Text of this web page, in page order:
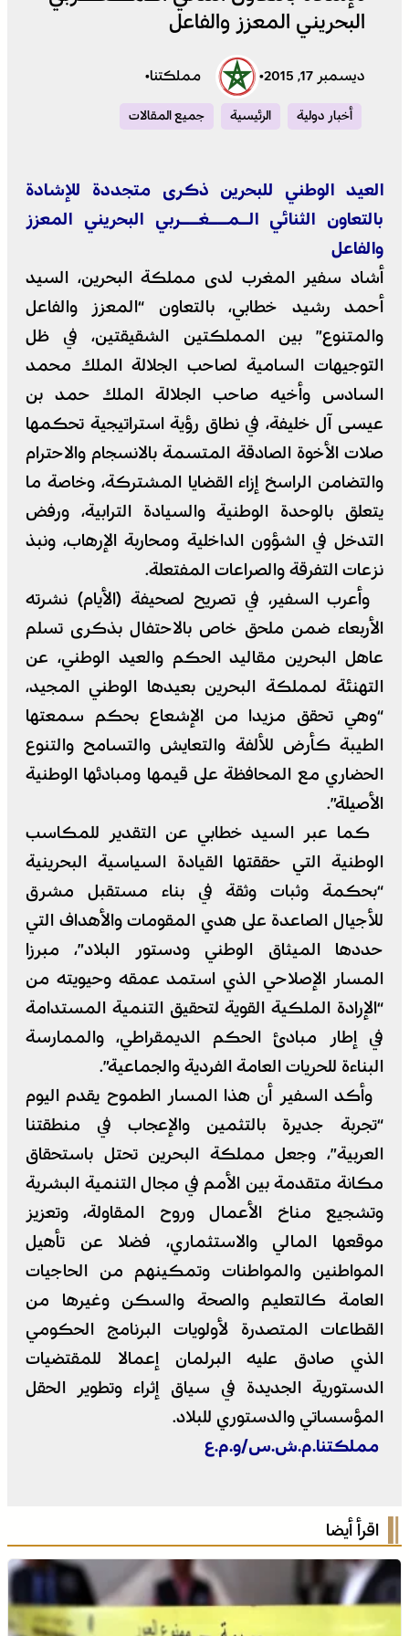
البحريني المعزز والفاعل
ديسمبر 17, 2015 • مملكتنا•
أخبار دولية الرئيسية جميع المقالات
العيد الوطني للبحرين ذكرى متجددة للإشادة
بالتعاون الثنائي الـمــغــربي البحريني المعزز
والفاعل
أشاد سفير المغرب لدى مملكة البحرين، السيد
أحمد رشيد خطابي، بالتعاون “المعزز والفاعل
والمتنوع” بين المملكتين الشقيقتين، في ظل
التوجيهات السامية لصاحب الجلالة الملك محمد
السادس وأخيه صاحب الجلالة الملك حمد بن
عيسى آل خليفة، في نطاق رؤية استراتيجية تحكمها
صلات الأخوة الصادقة المتسمة بالانسجام والاحترام
والتضامن الراسخ إزاء القضايا المشتركة، وخاصة ما
يتعلق بالوحدة الوطنية والسيادة الترابية، ورفض
التدخل في الشؤون الداخلية ومحاربة الإرهاب، ونبذ
نزعات التفرقة والصراعات المفتعلة.
وأعرب السفير، في تصريح لصحيفة (الأيام) نشرته
الأربعاء ضمن ملحق خاص بالاحتفال بذكرى تسلم
عاهل البحرين مقاليد الحكم والعيد الوطني، عن
التهنئة لمملكة البحرين بعيدها الوطني المجيد،
“وهي تحقق مزيدا من الإشعاع بحكم سمعتها
الطيبة كأرض للألفة والتعايش والتسامح والتنوع
الحضاري مع المحافظة على قيمها ومبادئها الوطنية
الأصيلة”.
كما عبر السيد خطابي عن التقدير للمكاسب
الوطنية التي حققتها القيادة السياسية البحرينية
“بحكمة وثبات وثقة في بناء مستقبل مشرق
للأجيال الصاعدة على هدي المقومات والأهداف التي
حددها الميثاق الوطني ودستور البلاد”، مبرزا
المسار الإصلاحي الذي استمد عمقه وحيويته من
“الإرادة الملكية القوية لتحقيق التنمية المستدامة
في إطار مبادئ الحكم الديمقراطي، والممارسة
البناءة للحريات العامة الفردية والجماعية”.
وأكد السفير أن هذا المسار الطموح يقدم اليوم
“تجربة جديرة بالتثمين والإعجاب في منطقتنا
العربية”، وجعل مملكة البحرين تحتل باستحقاق
مكانة متقدمة بين الأمم في مجال التنمية البشرية
وتشجيع مناخ الأعمال وروح المقاولة، وتعزيز
موقعها المالي والاستثماري، فضلا عن تأهيل
المواطنين والمواطنات وتمكينهم من الحاجيات
العامة كالتعليم والصحة والسكن وغيرها من
القطاعات المتصدرة لأولويات البرنامج الحكومي
الذي صادق عليه البرلمان إعمالا للمقتضيات
الدستورية الجديدة في سياق إثراء وتطوير الحقل
المؤسساتي والدستوري للبلاد.
مملكتنا.م.ش.س/و.م.ع
اقرأ أيضا